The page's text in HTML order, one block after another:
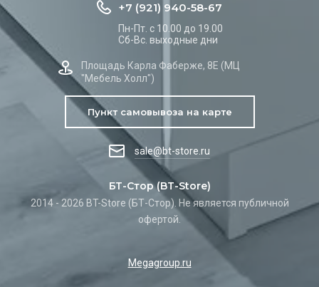
БТ-Стор (BT-Store)
2014 - 2026 BT-Store (БТ-Стор). Не является публичной
офертой.
+7 (921) 940-58-67
Пн-Пт. с 10.00 до 19.00
Сб-Вс. выходные дни
Площадь Карла Фаберже, 8Е (МЦ
"Мебель Холл")
Пункт самовывоза на карте
sale@bt-store.ru
Megagroup.ru